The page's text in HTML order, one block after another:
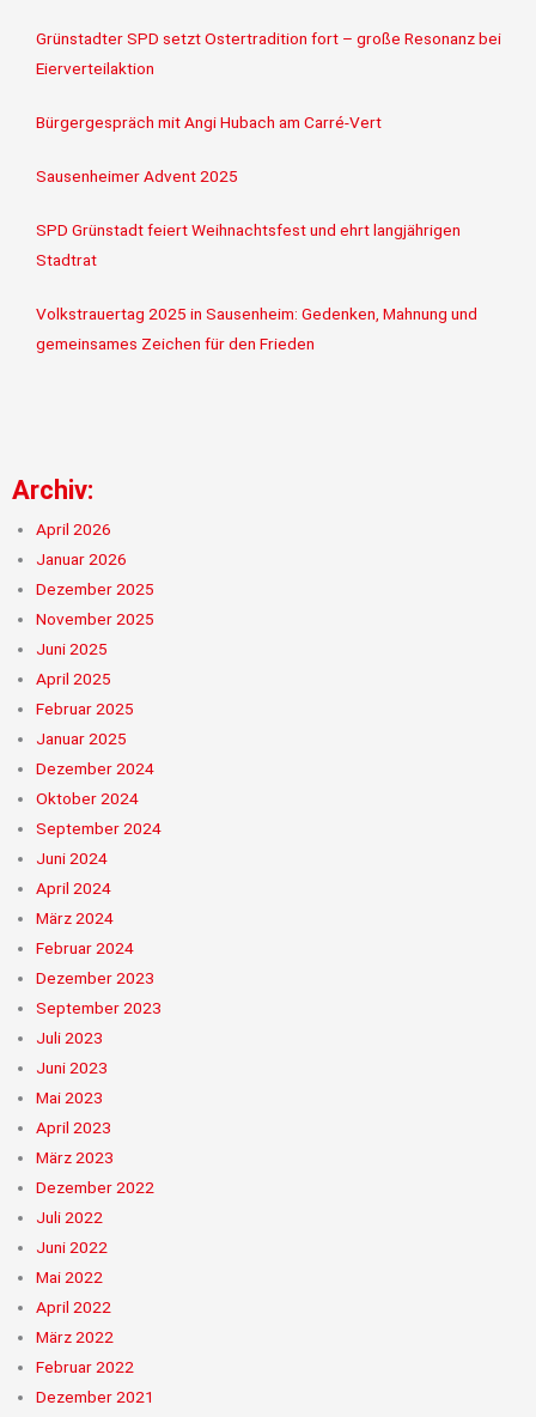
Grünstadter SPD setzt Ostertradition fort – große Resonanz bei
Eierverteilaktion
Bürgergespräch mit Angi Hubach am Carré-Vert
Sausenheimer Advent 2025
SPD Grünstadt feiert Weihnachtsfest und ehrt langjährigen
Stadtrat
Volkstrauertag 2025 in Sausenheim: Gedenken, Mahnung und
gemeinsames Zeichen für den Frieden
Archiv:
April 2026
Januar 2026
Dezember 2025
November 2025
Juni 2025
April 2025
Februar 2025
Januar 2025
Dezember 2024
Oktober 2024
September 2024
Juni 2024
April 2024
März 2024
Februar 2024
Dezember 2023
September 2023
Juli 2023
Juni 2023
Mai 2023
April 2023
März 2023
Dezember 2022
Juli 2022
Juni 2022
Mai 2022
April 2022
März 2022
Februar 2022
Dezember 2021